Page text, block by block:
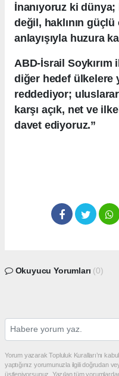
İnanıyoruz ki
değil, haklının
anlayışıyla huzura
ABD-İsrail Soykırım
diğer hedef ülkelere
reddediyor;
karşı açık, net ve
davet ediyoruz.”
Okuyucu Yorumları (0)
Yorum yazarak Topluluk Kuralları’nı
yaptığınız yorumunuzla ilgili doğrudan
üstleniyorsunuz. Yazılan tüm